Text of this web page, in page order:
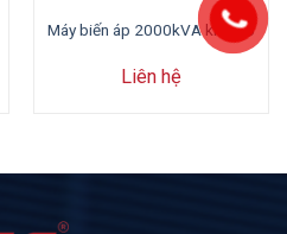
Máy biến áp 2000kVA kiểu hở
Liên hệ